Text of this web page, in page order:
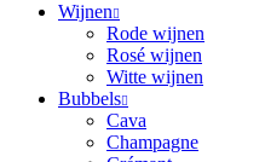
Wijnen
Rode wijnen
Rosé wijnen
Witte wijnen
Bubbels
Cava
Champagne